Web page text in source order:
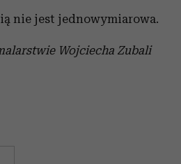
nie jest jednowymiarowa.
Wojciecha Zubali